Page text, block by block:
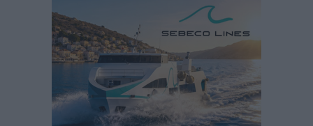
Άρης Αρχαγγέλου: Στο πλευρό του άτυχου Ιάκωβου
Θωμά
Αθλητικά• πριν 7 ώρες
Φοίβος: Η μεγάλη επιστροφή του Μπρένο Σαλβατιέρα
πριν 7 ώρες